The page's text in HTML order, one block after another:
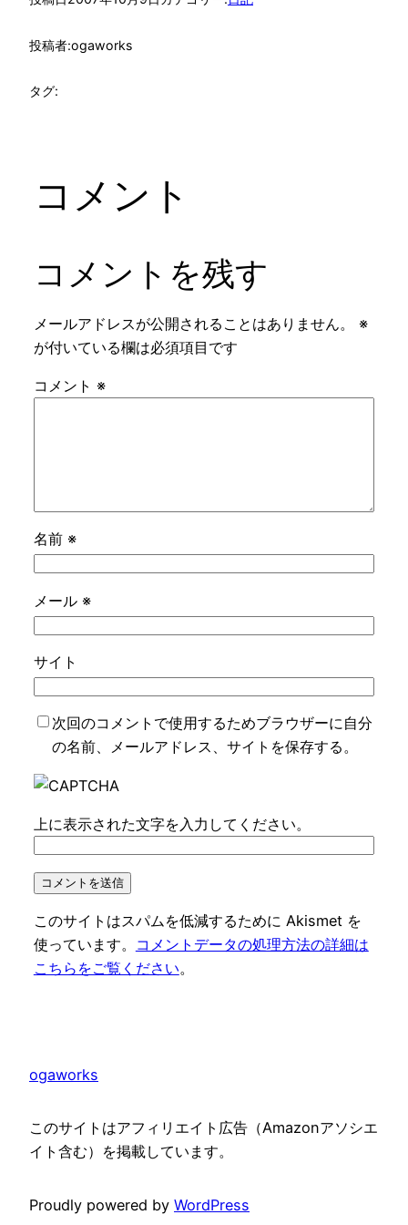
投稿者:ogaworks
タグ:
コメント
コメントを残す
メールアドレスが公開されることはありません。
※
が付いている欄は必須項目です
コメント ※
名前 ※
メール ※
サイト
次回のコメントで使用するためブラウザーに自分
の名前、メールアドレス、サイトを保存する。
上に表示された文字を入力してください。
このサイトはスパムを低減するために Akismet を
使っています。
コメントデータの処理方法の詳細は
こちらをご覧ください。
ogaworks
このサイトはアフィリエイト広告（Amazonアソシエ
イト含む）を掲載しています。
Proudly powered by WordPress